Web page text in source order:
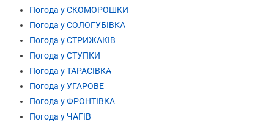
Погода у СКОМОРОШКИ
Погода у СОЛОГУБІВКА
Погода у СТРИЖАКІВ
Погода у СТУПКИ
Погода у ТАРАСІВКА
Погода у УГАРОВЕ
Погода у ФРОНТІВКА
Погода у ЧАГІВ